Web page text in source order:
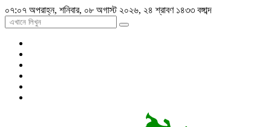
০৭:০৭ অপরাহ্ন, শনিবার, ০৮ অগাস্ট ২০২৬, ২৪ শ্রাবণ ১৪৩৩ বঙ্গাব্দ